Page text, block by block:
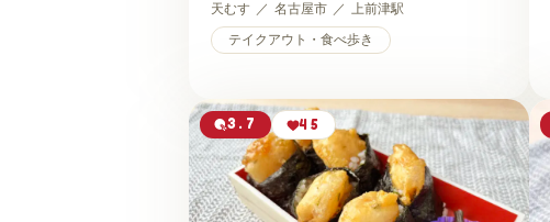
天むす 名古屋市
上前津駅
テイクアウト・食べ歩き
3.7 45